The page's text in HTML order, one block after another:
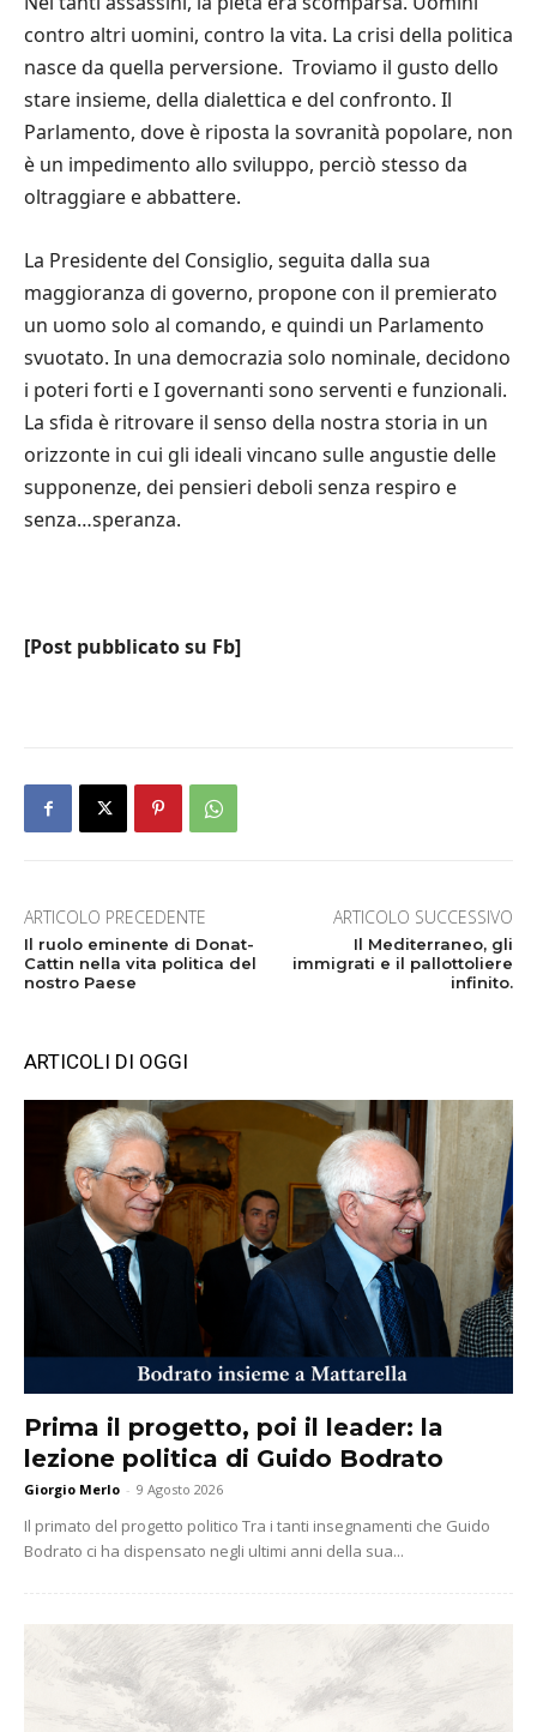
contro altri uomini, contro la vita. La crisi della politica
nasce da quella perversione. Troviamo il gusto dello
stare insieme, della dialettica e del confronto. Il
Parlamento, dove è riposta la sovranità popolare, non
è un impedimento allo sviluppo, perciò stesso da
oltraggiare e abbattere.
La Presidente del Consiglio, seguita dalla sua
maggioranza di governo, propone con il premierato
un uomo solo al comando, e quindi un Parlamento
svuotato. In una democrazia solo nominale, decidono
i poteri forti e I governanti sono serventi e funzionali.
La sfida è ritrovare il senso della nostra storia in un
orizzonte in cui gli ideali vincano sulle angustie delle
supponenze, dei pensieri deboli senza respiro e
senza…speranza.
[Post pubblicato su Fb]
ARTICOLO PRECEDENTE
Il ruolo eminente di Donat-
Cattin nella vita politica del
nostro Paese
ARTICOLO SUCCESSIVO
Il Mediterraneo, gli
immigrati e il pallottoliere
infinito.
ARTICOLI DI OGGI
Prima il progetto, poi il leader: la
lezione politica di Guido Bodrato
Giorgio Merlo - 9 Agosto 2026
Il primato del progetto politico Tra i tanti insegnamenti che Guido
Bodrato ci ha dispensato negli ultimi anni della sua...